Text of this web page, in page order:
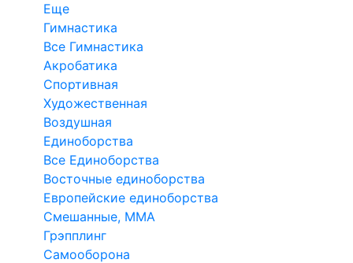
Еще
Гимнастика
Все Гимнастика
Акробатика
Спортивная
Художественная
Воздушная
Единоборства
Все Единоборства
Восточные единоборства
Европейские единоборства
Смешанные, ММА
Грэпплинг
Самооборона